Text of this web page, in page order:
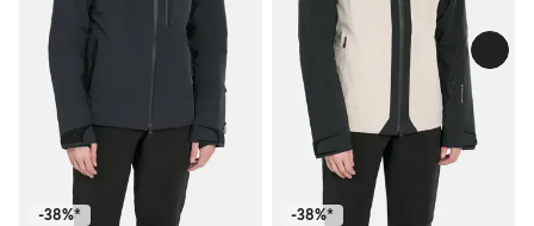
-38%* -38%*